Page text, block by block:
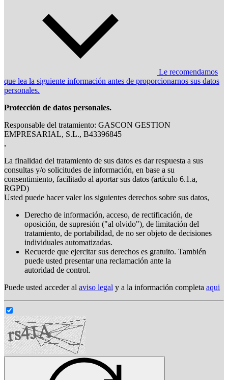
Le recomendamos
que lea la siguiente información antes de proporcionarnos sus datos
personales.
Protección de datos personales.
Responsable del tratamiento: GASCON GESTION
EMPRESARIAL, S.L., B43396845
,
La finalidad del tratamiento de sus datos es dar respuesta a sus
consultas y/o solicitudes de información, en base a su
consentimiento, facilitado al aportar sus datos (artículo 6.1.a,
RGPD)
Usted puede hacer valer los siguientes derechos sobre sus datos,
Derecho de información, acceso, de rectificación, de
oposición, de supresión ("al olvido"), de limitación del
tratamiento, de portabilidad, de no ser objeto de decisiones
individuales automatizadas.
Recuerde que ejercitar sus derechos es gratuito. También
puede usted presentar una reclamación ante la
autoridad de control.
Puede usted acceder al aviso legal y a la información completa aqui